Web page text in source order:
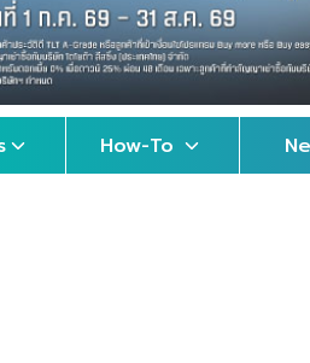
How-To